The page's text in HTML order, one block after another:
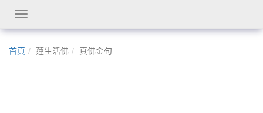
Toggle
navigation
首頁 蓮生活佛 真佛金句